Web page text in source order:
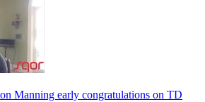
Manning early congratulations on TD